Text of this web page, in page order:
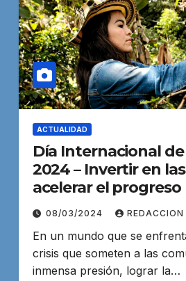
ACTUALIDAD
Día Internacional
2024 – Invertir en
acelerar el progreso
08/03/2024 REDACCION
En un mundo que se
crisis que someten a las
inmensa presión, lograr la…